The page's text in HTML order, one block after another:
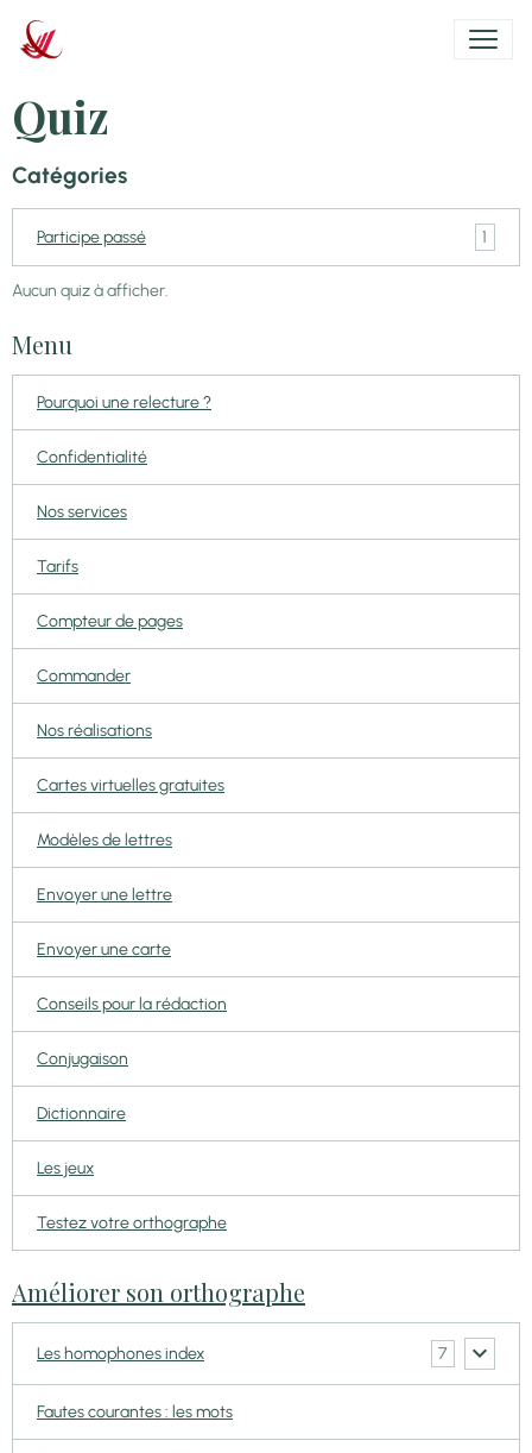
Quiz
Catégories
Participe passé 1
Aucun quiz à afficher.
Menu
Pourquoi une relecture ?
Confidentialité
Nos services
Tarifs
Compteur de pages
Commander
Nos réalisations
Cartes virtuelles gratuites
Modèles de lettres
Envoyer une lettre
Envoyer une carte
Conseils pour la rédaction
Conjugaison
Dictionnaire
Les jeux
Testez votre orthographe
Améliorer son orthographe
Les homophones index 7
Fautes courantes : les mots